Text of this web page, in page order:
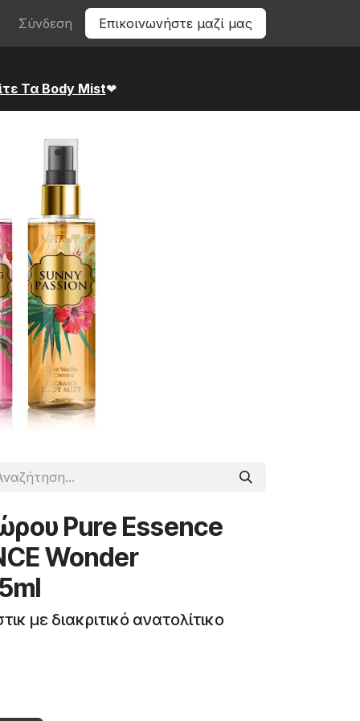
Σύνδεση Επικοινωνήστε μαζί μας
Τα Bod​y Mist❤
Pure Essence
Wonder
με διακριτικό ανατολίτικο